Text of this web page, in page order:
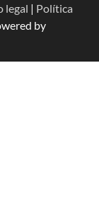
legal | Política
by